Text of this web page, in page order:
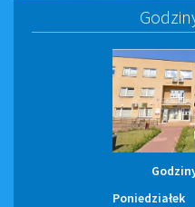
Poniedziałek